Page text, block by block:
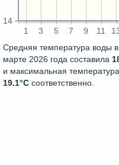
1 3 5 7 9 11
14
Средняя температура воды
марте 2026 года составила
и максимальная
19.1°C соответственно.